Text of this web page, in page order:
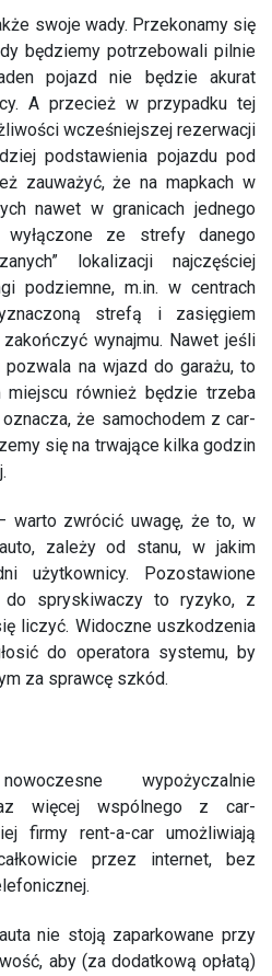
swoje wady. Przekonamy się
będziemy potrzebowali pilnie
pojazd nie będzie akurat
A przecież w przypadku tej
wcześniejszej rezerwacji
podstawienia pojazdu pod
zauważyć, że na mapkach w
nawet w granicach jednego
ze strefy danego
lokalizacji najczęściej
podziemne, m.in. w centrach
strefą i zasięgiem
zakończyć wynajmu. Nawet jeśli
na wjazd do garażu, to
również będzie trzeba
że samochodem z car-
się na trwające kilka godzin
warto zwrócić uwagę, że to, w
zależy od stanu, w jakim
użytkownicy. Pozostawione
do spryskiwaczy to ryzyko, z
liczyć. Widoczne uszkodzenia
do operatora systemu, by
za sprawcę szkód.
wypożyczalnie
więcej wspólnego z car-
firmy rent-a-car umożliwiają
przez internet, bez
nie stoją zaparkowane przy
aby (za dodatkową opłatą)